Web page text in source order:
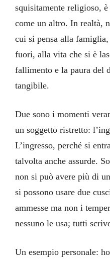
squisitamente religioso,
come un altro. In realtà,
cui si pensa alla
fuori, alla vita che si è
fallimento e la paura del
tangibile.
Due sono i momenti
un soggetto ristretto:
L’ingresso, perché si
talvolta anche assurde.
non si può avere più di
si possono usare due
ammesse ma non i
nessuno le usa; tutti
Un esempio personale: